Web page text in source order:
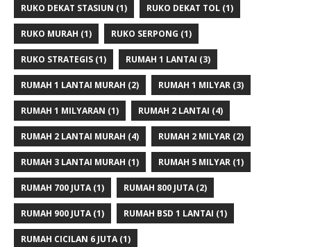
RUKO DEKAT STASIUN (1) RUKO DEKAT TOL (1)
RUKO MURAH (1) RUKO SERPONG (1)
RUKO STRATEGIS (1) RUMAH 1 LANTAI (3)
RUMAH 1 LANTAI MURAH (2) RUMAH 1 MILYAR (3)
RUMAH 1 MILYARAN (1) RUMAH 2 LANTAI (4)
RUMAH 2 LANTAI MURAH (4) RUMAH 2 MILYAR (2)
RUMAH 3 LANTAI MURAH (1) RUMAH 5 MILYAR (1)
RUMAH 700 JUTA(1) RUMAH 800 JUTA(2)
RUMAH 900 JUTA(1) RUMAH BSD 1 LANTAI (1)
RUMAH CICILAN 6 JUTA(1)